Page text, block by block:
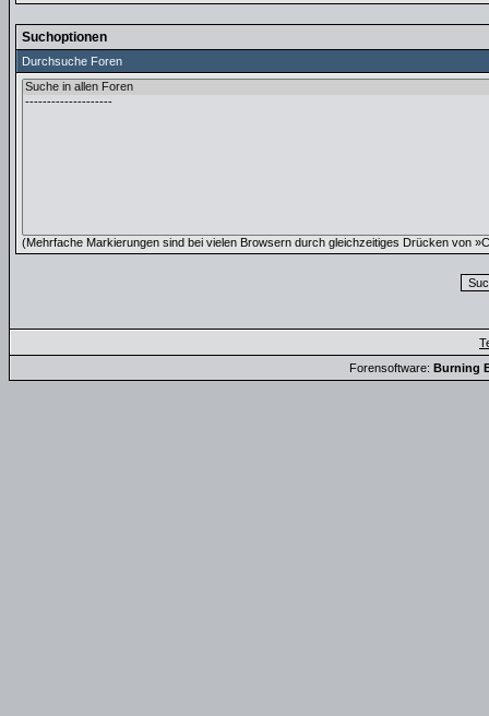
Suchoptionen
Durchsuche Foren
(Mehrfache Markierungen sind bei vielen Browsern durch gleichzeitiges Drücken von
Forensoftware: Burning